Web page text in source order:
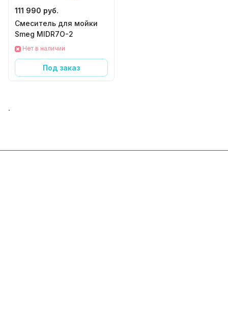
111 990 руб.
Смеситель для мойки
Smeg MIDR7O-2
Нет в наличии
Под заказ
.